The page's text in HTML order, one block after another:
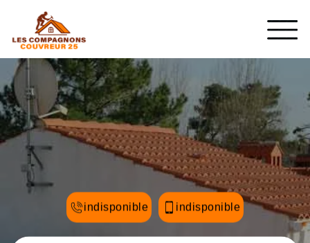
indisponible indisponible